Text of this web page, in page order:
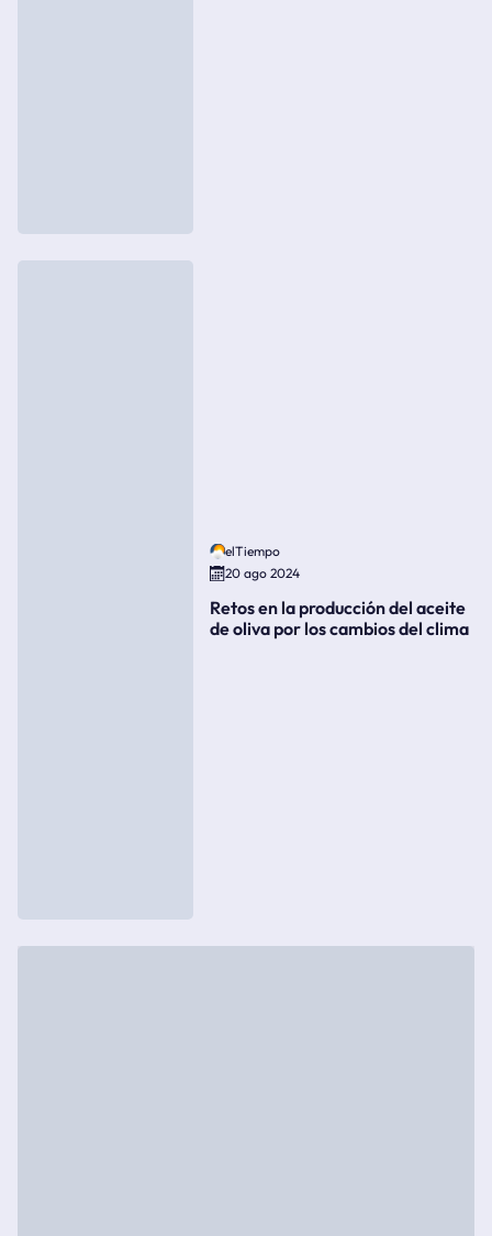
elTiempo
20 ago 2024
Retos en la producción del aceite
de oliva por los cambios del clima